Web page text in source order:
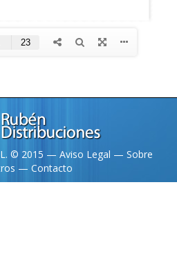
© 2015 — Aviso Legal — Sobre
— Contacto